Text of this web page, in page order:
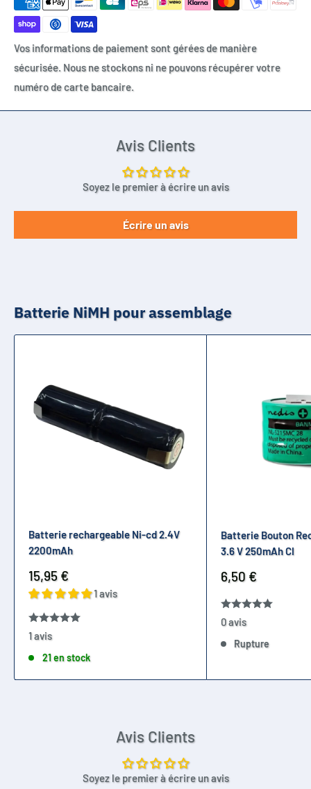
parallèle)
- Équipements électroniques industriels
- Éclairage de secours (BAES)
- Appareils portables
- Instruments de mesure
- Robots, automatismes, systèmes embarqués
- Dispositifs médicaux (selon montage)
- Aspirateurs et équipements portatifs
AA / LR6 / HR6 / R6 / UM3 / AAR6 / MN1500 (format équivalent)
Vos informations de paiement sont gérées de manière
sécurisée. Nous ne stockons ni ne pouvons récupérer votre
numéro de carte bancaire.
Avis Clients
Soyez le premier à écrire un avis
Écrire un avis
Batterie NiMH pour assemblage
Batterie rechargeable Ni-cd 2.4V
2200mAh
Prix
réduit
15,95 €
1 avis
1 avis
21 en stock
Batterie Bouton
3.6 V 250mAh CI
Prix
réduit
6,50 €
0 avis
Rupture
Avis Clients
Soyez le premier à écrire un avis